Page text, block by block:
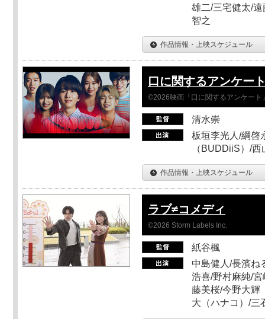
雄二/三宅健太/
智之
作品情報・上映スケジュール
口に関するアンケー
©2026映画「口に関するアンケート
清水崇
板垣李光人/綱啓
（BUDDiiS）/
作品情報・上映スケジュール
ラブ≠コメディ
©2026 Storm Labels Inc.
紙谷楓
中島健人/長濱ね
浩喜/野村麻純/
藤美桜/今野大輝
大（ハナコ）/三